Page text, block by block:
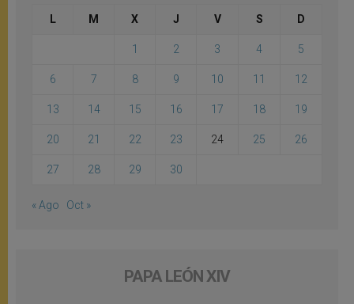
L M X J V S D
1 2 3 4 5
6 7 8 9 10 11 12
13 14 15 16 17 18 19
20 21 22 23 24 25 26
27 28 29 30
« Ago Oct »
PAPA LEÓN XIV